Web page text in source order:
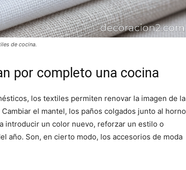
de cocina.
por completo una cocina
los textiles permiten renovar la imagen de la
el mantel, los paños colgados junto al horno
introducir un color nuevo, reforzar un estilo o
año. Son, en cierto modo, los accesorios de moda